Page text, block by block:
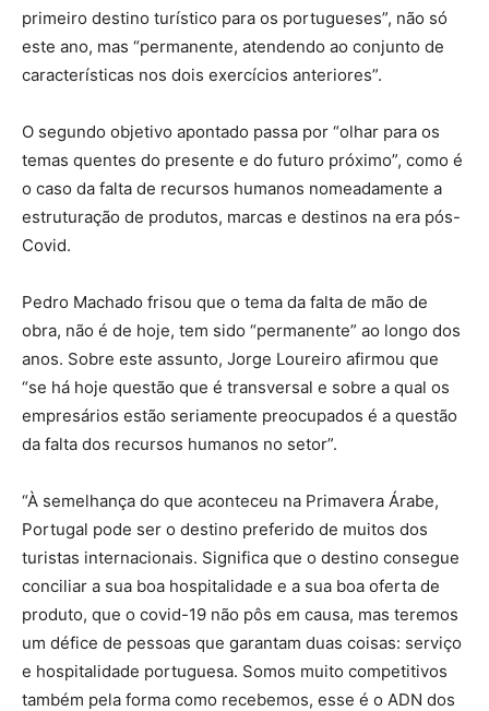
primeiro destino turístico para os portugueses”, não só
este ano, mas “permanente, atendendo ao conjunto de
características nos dois exercícios anteriores”.
O segundo objetivo apontado passa por “olhar para os
temas quentes do presente e do futuro próximo”, como é
o caso da falta de recursos humanos nomeadamente a
estruturação de produtos, marcas e destinos na era pós-
Covid.
Pedro Machado frisou que o tema da falta de mão de
obra, não é de hoje, tem sido “permanente” ao longo dos
anos. Sobre este assunto, Jorge Loureiro afirmou que
“se há hoje questão que é transversal e sobre a qual os
empresários estão seriamente preocupados é a questão
da falta dos recursos humanos no setor”.
“À semelhança do que aconteceu na Primavera Árabe,
Portugal pode ser o destino preferido de muitos dos
turistas internacionais. Significa que o destino consegue
conciliar a sua boa hospitalidade e a sua boa oferta de
produto, que o covid-19 não pôs em causa, mas teremos
um défice de pessoas que garantam duas coisas: serviço
e hospitalidade portuguesa. Somos muito competitivos
também pela forma como recebemos, esse é o ADN dos